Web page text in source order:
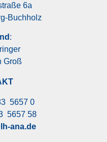
6a
Buchholz
:
Groß
5657 0
5657 58
ana.de